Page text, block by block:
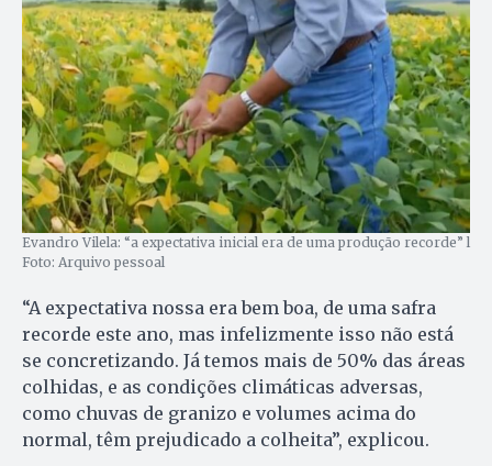
Evandro Vilela: “a expectativa inicial era de uma produção recorde” l
Foto: Arquivo pessoal
“A expectativa nossa era bem boa, de uma safra
recorde este ano, mas infelizmente isso não está
se concretizando. Já temos mais de 50% das áreas
colhidas, e as condições climáticas adversas,
como chuvas de granizo e volumes acima do
normal, têm prejudicado a colheita”, explicou.